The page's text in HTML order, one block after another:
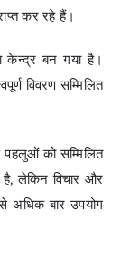
कर रहे हैं।
केन्द्र बन गया है।
विवरण सम्मिलित
पहलुओं को सम्मिलित
है, लेकिन विचार और
अधिक बार उपयोग